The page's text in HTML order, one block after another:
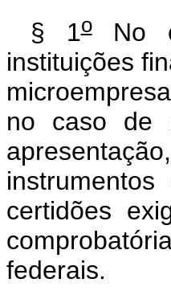
§ 1oNo
instituições
no caso de
certidões
federais.